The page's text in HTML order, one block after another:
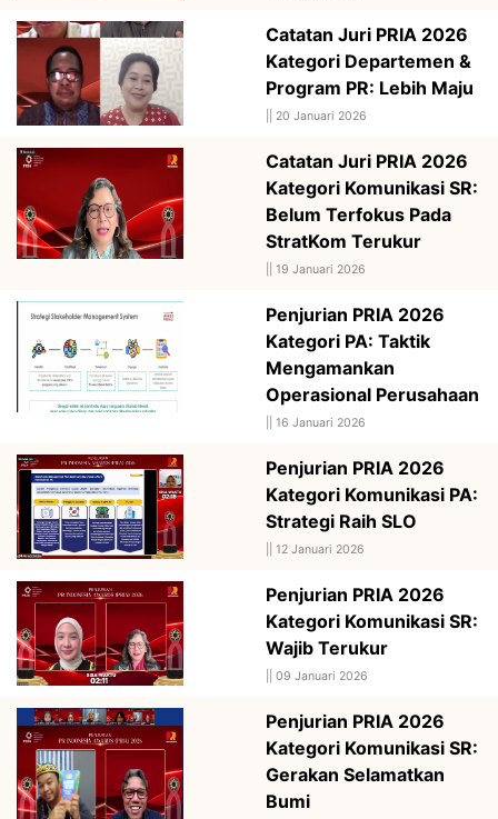
Catatan Juri PRIA 2026
Kategori Departemen &
Program PR: Lebih Maju
20 Januari 2026
Catatan Juri PRIA 2026
Kategori Komunikasi SR:
Belum Terfokus Pada
StratKom Terukur
19 Januari 2026
Penjurian PRIA 2026
Kategori PA: Taktik
Mengamankan
Operasional Perusahaan
16 Januari 2026
Penjurian PRIA 2026
Kategori Komunikasi PA:
Strategi Raih SLO
12 Januari 2026
Penjurian PRIA 2026
Kategori Komunikasi SR:
Wajib Terukur
09 Januari 2026
Penjurian PRIA 2026
Kategori Komunikasi SR:
Gerakan Selamatkan
Bumi